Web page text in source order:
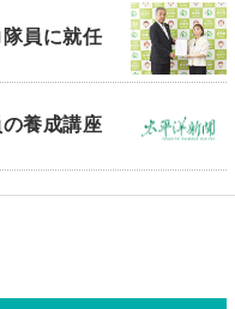
員に就任
養成講座